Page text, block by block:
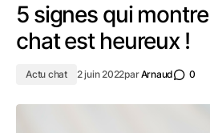
5 signes qui
chat est heureux !
Actu chat 2 juin 2022parArnaud 0